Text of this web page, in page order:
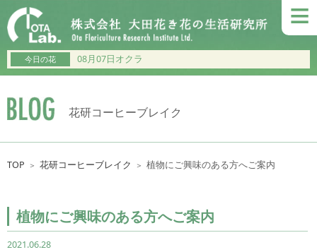
≡
今日の花 08月07日オクラ
花研コーヒーブレイク
TOP ＞ 花研コーヒーブレイク ＞ 植物にご興味のある方へご案内
植物にご興味のある方へご案内
2021.06.28